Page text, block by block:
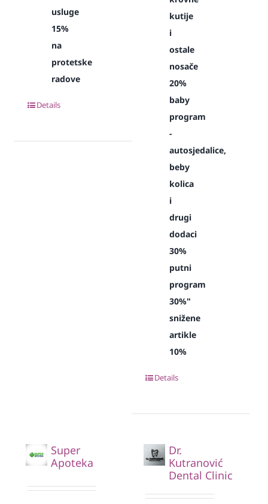
usluge
15%
na
protetske
radove
Details
kutije
i
ostale
nosače
20%
baby
program
-
autosjedalice,
beby
kolica
i
drugi
dodaci
30%
putni
program
30%"
snižene
artikle
10%
Details
Super
Apoteka
Dr.
Kutranović
Dental Clinic